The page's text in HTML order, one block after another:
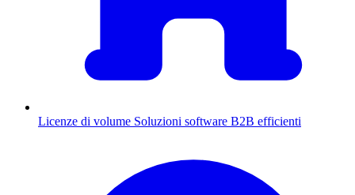
Licenze di volume Soluzioni software B2B efficienti